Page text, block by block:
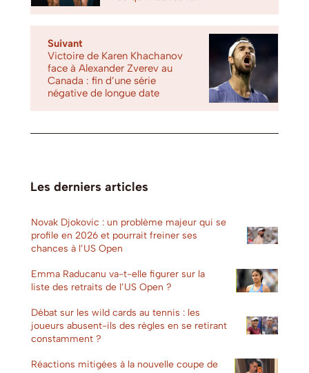
Suivant
Victoire de Karen Khachanov
face à Alexander Zverev au
Canada : fin d’une série
négative de longue date
Les derniers articles
Novak Djokovic : un problème majeur qui se
profile en 2026 et pourrait freiner ses
chances à l’US Open
Emma Raducanu va-t-elle figurer sur la
liste des retraits de l’US Open ?
Débat sur les wild cards au tennis : les
joueurs abusent-ils des règles en se retirant
constamment ?
Réactions mitigées à la nouvelle coupe de